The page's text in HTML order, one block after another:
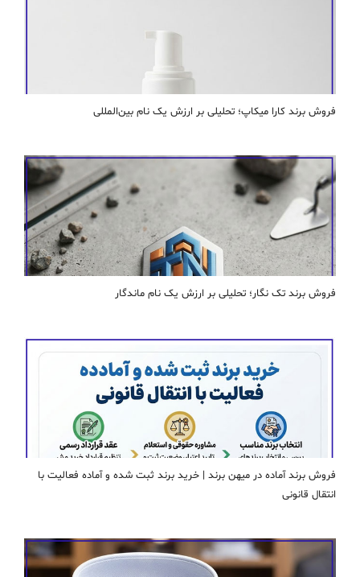
فروش برند کارا ميكاپ؛ تحلیلی بر ارزش یک نام بین‌المللی
فروش برند تک نگار؛ تحلیلی بر ارزش یک نام ماندگار
فروش برند آماده در میهن برند | خرید برند ثبت شده و آماده فعالیت با
انتقال قانونی